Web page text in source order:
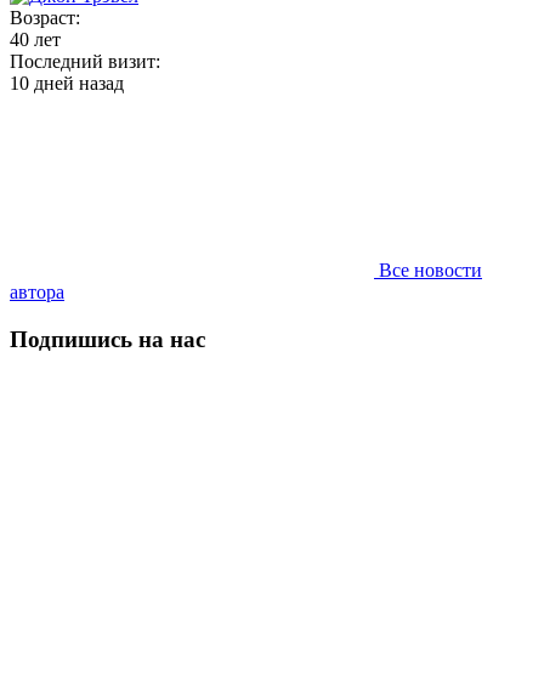
Возраст:
40 лет
Последний визит:
10 дней назад
Все новости
автора
Подпишись на нас